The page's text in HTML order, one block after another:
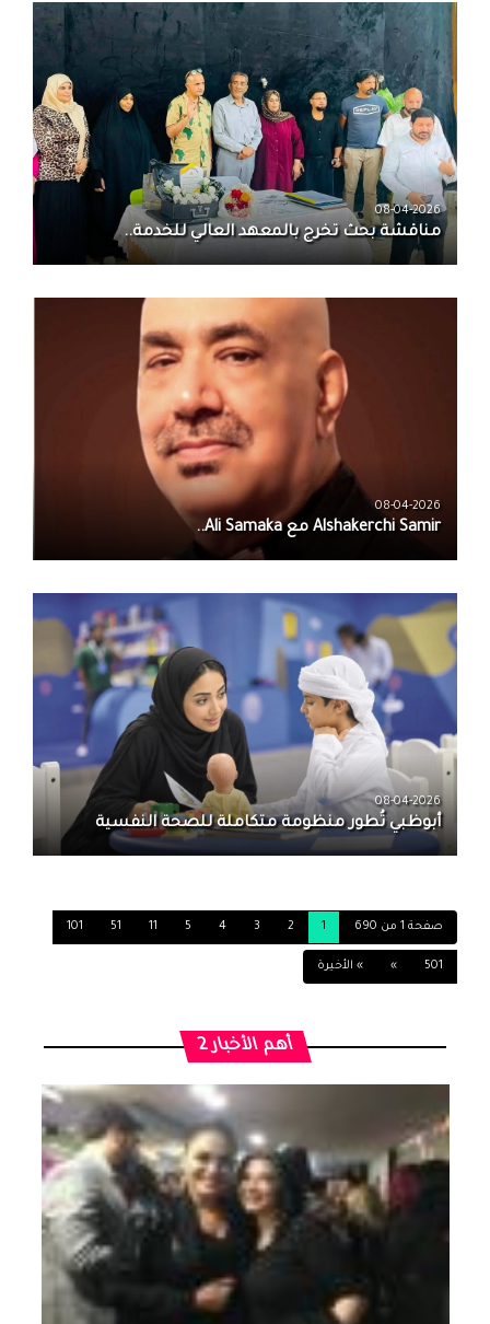
08-04-2026
مناقشة بحث تخرج بالمعهد العالي للخدمة..
08-04-2026
08-04-2026
أبوظبي تُطور منظومة متكاملة للصحة النفسية
صفحة 1 من 690 1
2
3
4
5
11
51
101
501
» » الأخيرة
أهم الأخبار 2